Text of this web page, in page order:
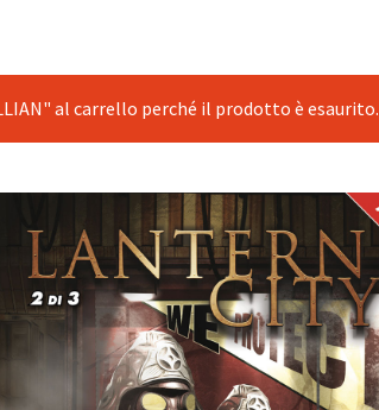
al carrello perché il prodotto è esaurito.